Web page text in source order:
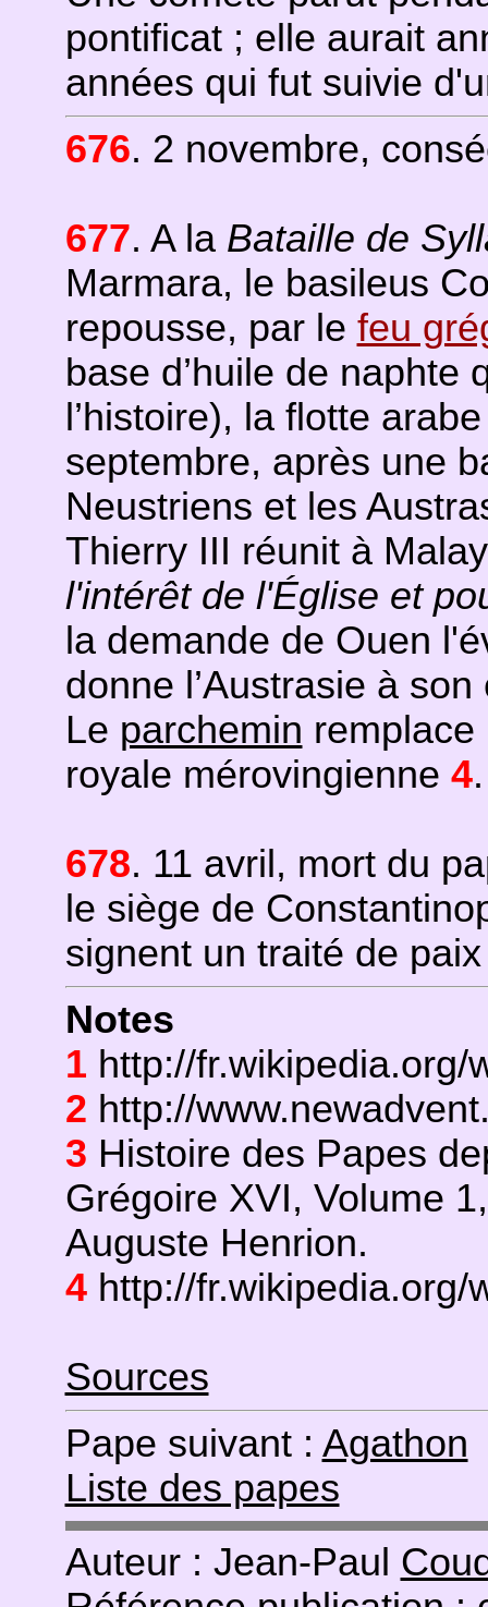
pontificat ; elle aurait
années qui fut suivie
676. 2 novembre,
677. A la Bataille de
Marmara, le basileus
repousse, par le feu
base d’huile de naphte
l’histoire), la flotte
septembre, après une
Neustriens et les
Thierry III réunit à
l'intérêt de l'Église et
la demande de Ouen
donne l’Austrasie à
Le parchemin
royale mérovingienne 4.
678. 11 avril, mort du
le siège de
signent un traité de
Notes
1 http://fr.wikipedia.org/
2 http://
3 Histoire des Papes
Grégoire XVI, Volume
Auguste Henrion.
4http://fr.wikipedia.org/
Sources
Pape suivant : Agathon
Liste des papes
Auteur : Jean-Paul